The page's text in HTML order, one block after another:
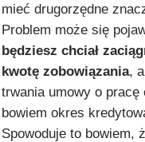
mieć drugorzędne
Problem może się
będziesz chciał
kwotę zobowiązania,
trwania umowy o pracę
bowiem okres
Spowoduje to bowiem,